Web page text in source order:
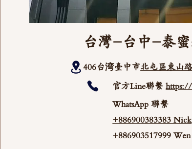
台灣-台中-泰蜜
406台湾臺中市北屯區東山
官方Line聯繫
WhatsApp 聯繫
+886900383383 Nick
+886903517999 Wen